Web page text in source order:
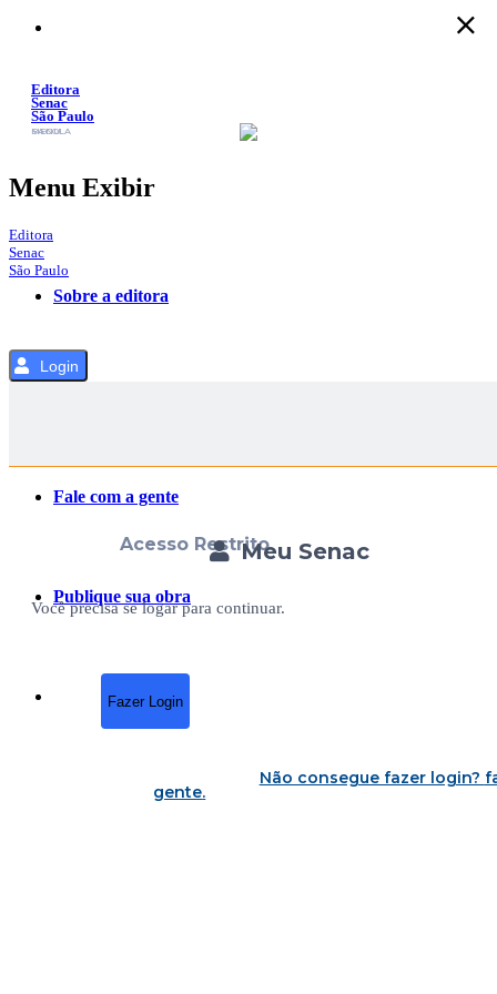
Conteúdo
Editora
Senac
São Paulo
SACOLA
MENU
Menu Exibir
Editora
Senac
São Paulo
Sobre a editora
Fale com a gente
Publique sua obra
Login
Meu Senac
Acesso Restrito
Você precisa se logar para continuar.
Fazer Login
Não consegue fazer login?
gente.